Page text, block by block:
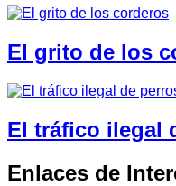
El grito de los
El tráfico ilegal
Enlaces de